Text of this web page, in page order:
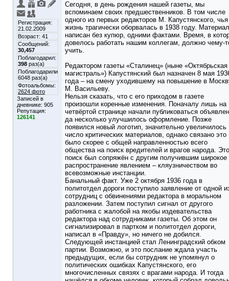
Регистрация:
21.02.2009
Возраст: 41
Сообщений:
30,457
Поблагодарил:
398 раз(а)
Поблагодарили
6048 раз(а)
Фотоальбомы:
2624 фото
Записей в
дневнике: 905
Репутация:
126141
Сегодня, в день рождения нашей газеты, мы
вспоминаем своих предшественников. В том числе
одного из первых редакторов М. Капустянского, чья
жизнь трагически оборвалась в 1938 году. Материал
написан без купюр, одними фактами. Время, в
довелось работать нашим коллегам, должно чему-
учить.
Редактором газеты «Сталинец» (ныне «Октябрьская
магистраль») Капустянский был назначен 8 мая
года – на смену уходившему на повышение в
М. Васильеву.
Нельзя сказать, что с его приходом в газете
произошли коренные изменения. Поначалу лишь на
четвёртой странице начали публиковаться
да несколько улучшилось оформление. Позже
появился новый логотип, значительно увеличилось
число критических материалов, однако связано это
было скорее с общей направленностью всего
общества на поиск вредителей и врагов народа.
поиск был сопряжён с другим получившим широкое
распространение явлением – кляузничеством во
всевозможные инстанции.
Банальный факт. Уже 2 октября 1936 года в
политотдел дороги поступило заявление от одной
сотрудниц с обвинениями редактора в моральном
разложении. Затем поступил сигнал от другого
работника с жалобой на якобы издевательства
редактора над сотрудниками газеты. Об этом он
сигнализировал в партком и политотдел дороги,
написал в «Правду», но ничего не добился.
Следующей инстанцией стал Ленинградский обком
партии. Возможно, и это послание ждала участь
предыдущих, если бы сотрудник не упомянул о
политических ошибках Капустянского, его
многочисленных связях с врагами народа. И тогда